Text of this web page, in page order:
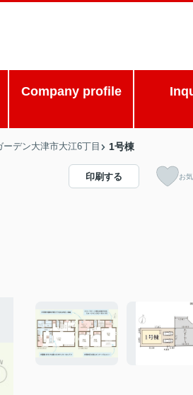
Company profile
ーデン大津市大江6丁目 1号棟
印刷する お